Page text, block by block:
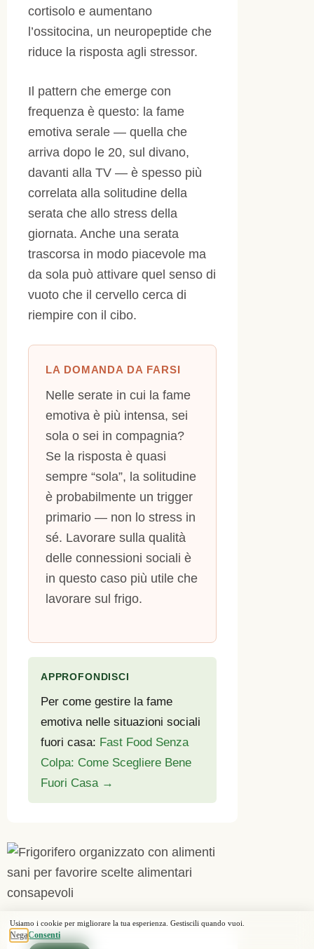
cortisolo e aumentano
l’ossitocina, un neuropeptide che
riduce la risposta agli stressor.
Il pattern che emerge con
frequenza è questo: la fame
emotiva serale — quella che
arriva dopo le 20, sul divano,
davanti alla TV — è spesso più
correlata alla solitudine della
serata che allo stress della
giornata. Anche una serata
trascorsa in modo piacevole ma
da sola può attivare quel senso di
vuoto che il cervello cerca di
riempire con il cibo.
LA DOMANDA DA FARSI
Nelle serate in cui la fame
emotiva è più intensa, sei
sola o sei in compagnia?
Se la risposta è quasi
sempre “sola”, la solitudine
è probabilmente un trigger
primario — non lo stress in
sé. Lavorare sulla qualità
delle connessioni sociali è
in questo caso più utile che
lavorare sul frigo.
APPROFONDISCI
Per come gestire la fame
emotiva nelle situazioni sociali
fuori casa: Fast Food Senza
Colpa: Come Scegliere Bene
Fuori Casa →